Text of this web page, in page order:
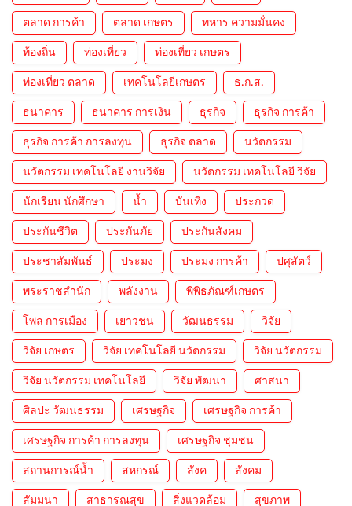
ตลาด การค้า ตลาด เกษตร ทหาร ความมั่นคง
ท้องถิ่น ท่องเที่ยว ท่องเที่ยว เกษตร
ท่องเที่ยว ตลาด เทคโนโลยีเกษตร ธ.ก.ส.
ธนาคาร ธนาคาร การเงิน ธุรกิจ ธุรกิจ การค้า
ธุรกิจ การค้า การลงทุน ธุรกิจ ตลาด นวัตกรรม
นวัตกรรม เทคโนโลยี งานวิจัย นวัตกรรม เทคโนโลยี วิจัย
นักเรียน นักศึกษา น้ำ บันเทิง ประกวด
ประกันชีวิต ประกันภัย ประกันสังคม
ประชาสัมพันธ์ ประมง ประมง การค้า ปศุสัตว์
พระราชสำนัก พลังงาน พิพิธภัณฑ์เกษตร
โพล การเมือง เยาวชน วัฒนธรรม วิจัย
วิจัย เกษตร วิจัย เทคโนโลยี นวัตกรรม วิจัย นวัตกรรม
วิจัย นวัตกรรม เทคโนโลยี วิจัย พัฒนา ศาสนา
ศิลปะ วัฒนธรรม เศรษฐกิจ เศรษฐกิจ การค้า
เศรษฐกิจ การค้า การลงทุน เศรษฐกิจ ชุมชน
สถานการณ์น้ำ สหกรณ์ สังค สังคม
สัมมนา สาธารณสุข สิ่งแวดล้อม สุขภาพ